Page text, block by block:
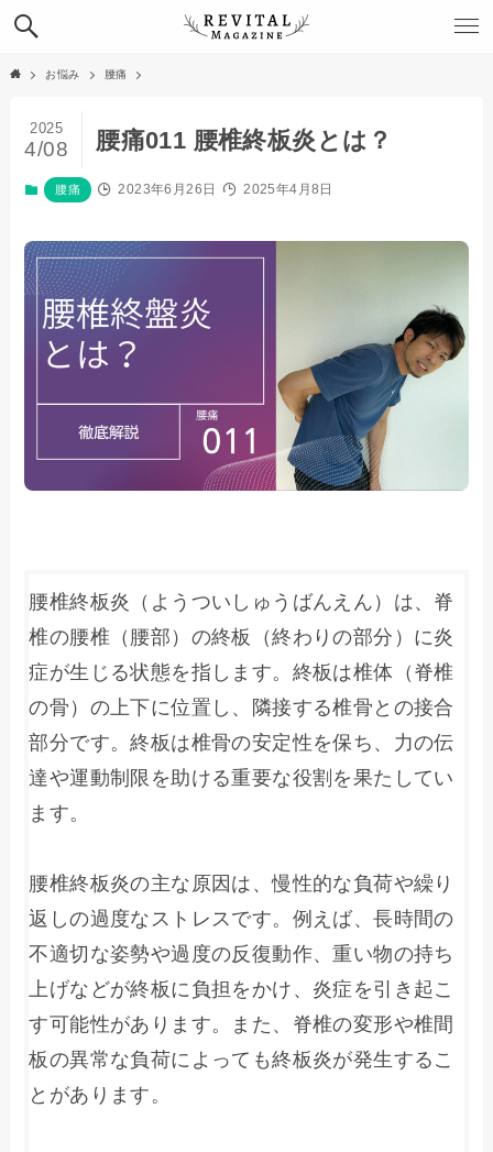
お悩み 腰痛
腰痛011 腰椎終板炎とは？
2025
4/08
腰痛 2023年6月26日 2025年4月8日
腰椎終板炎（ようついしゅうばんえん）は、脊
椎の腰椎（腰部）の終板（終わりの部分）に炎
症が生じる状態を指します。終板は椎体（脊椎
の骨）の上下に位置し、隣接する椎骨との接合
部分です。終板は椎骨の安定性を保ち、力の伝
達や運動制限を助ける重要な役割を果たしてい
ます。
腰椎終板炎の主な原因は、慢性的な負荷や繰り
返しの過度なストレスです。例えば、長時間の
不適切な姿勢や過度の反復動作、重い物の持ち
上げなどが終板に負担をかけ、炎症を引き起こ
す可能性があります。また、脊椎の変形や椎間
板の異常な負荷によっても終板炎が発生するこ
とがあります。